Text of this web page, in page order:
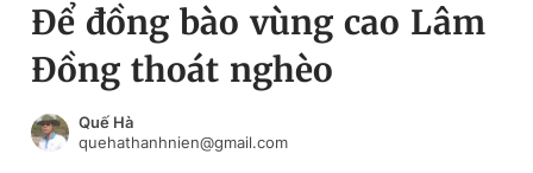
Chuyên mục
Chuyên mục khác
Đổi mật khẩu
Tin đã lưu
Tin đã xem
Để đồng bào vùng cao Lâm
Đồng thoát nghèo
Quế Hà
quehathanhnien@gmail.com